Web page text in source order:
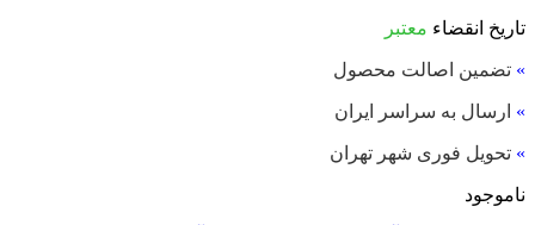
تاریخ انقضاء معتبر
» تضمین اصالت محصول
» ارسال به سراسر ایران
» تحویل فوری شهر تهران
ناموجود